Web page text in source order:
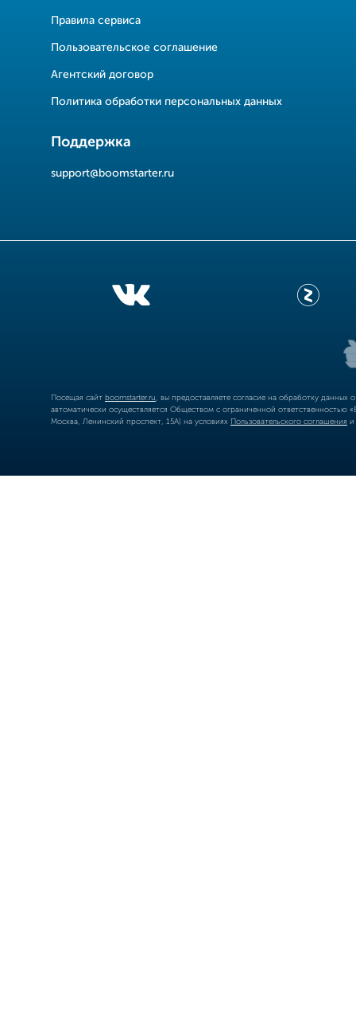
Правила сервиса
Пользовательское соглашение
Агентский договор
Политика обработки персональных данных
Поддержка
support@boomstarter.ru
Посещая сайт boomstarter.ru , вы предоставляете согласие на обработку
автоматически осуществляется Обществом с ограниченной
Москва, Ленинский проспект, 15А) на условиях Пользовательского соглашения и